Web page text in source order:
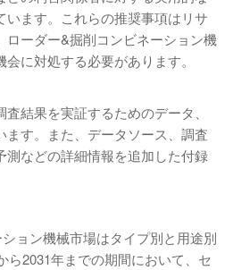
ます。これらの推奨事項はリサ
ローダー&掘削コンビネーション機
に対処する必要があります。
結果を実証するためのデータ、
ます。また、データソース、調査
測などの詳細情報を追加した付録
ョン機械市場はタイプ別と用途別
ら2031年までの期間において、セ